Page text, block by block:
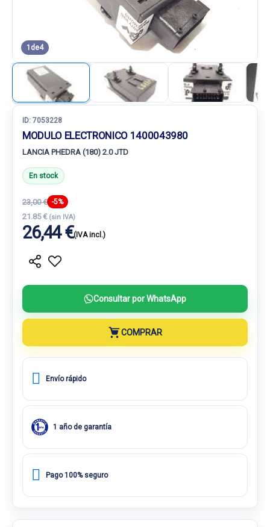
1 de4
ID: 7053228
MODULO ELECTRONICO 1400043980
LANCIA PHEDRA (180) 2.0 JTD
En stock
23,00 € -5%
21.85 € (sin IVA)
26,44 €(IVA incl.)
Consultar por WhatsApp
COMPRAR
Envío rápido
1 año de garantía
Pago 100% seguro